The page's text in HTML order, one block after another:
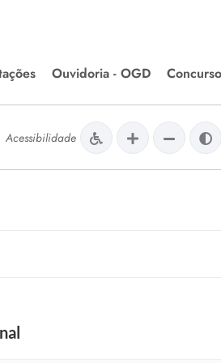
Públicos
Ouvidoria - OGD
Meio Ambiente
Acessibilidade